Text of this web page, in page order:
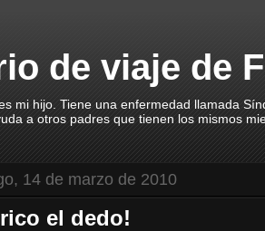
de viaje de
mi hijo. Tiene una enfermedad llamada
a otros padres que tienen los mismos
14 de marzo de 2010
el dedo!